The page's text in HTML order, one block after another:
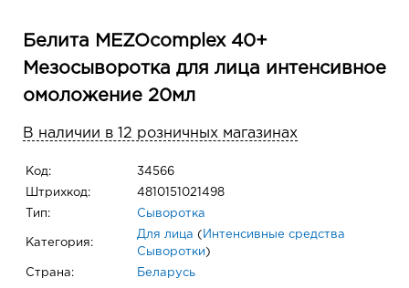
Белита MEZOcomplex 40+
Мезосыворотка для лица интенсивное
омоложение 20мл
В наличии в 12 розничных магазинах
Код: 34566
Штрихкод: 4810151021498
Тип: Сыворотка
Категория:
Для лица ( Интенсивные средства
Сыворотки )
Страна: Беларусь